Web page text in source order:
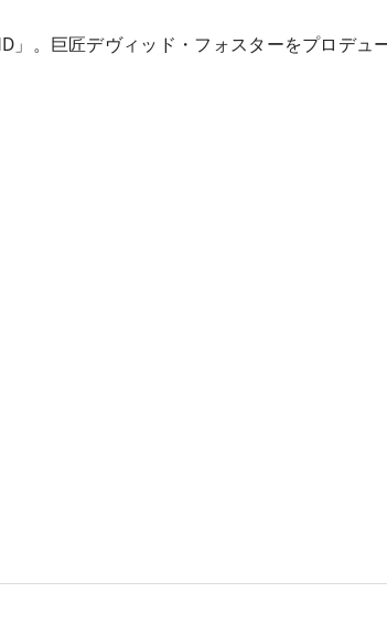
」。巨匠デヴィッド・フォスターをプロデュ